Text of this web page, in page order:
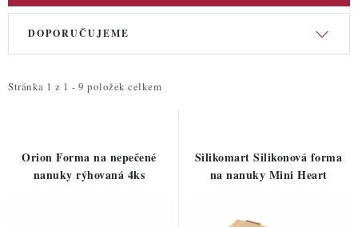
V
i
Stránka 1 z 1 - 9 položek celkem
Ř
e
DOPORUČUJEME
Orion Forma na nepečené
nanuky rýhovaná 4ks
Silikomart Silikonová forma
na nanuky Mini Heart